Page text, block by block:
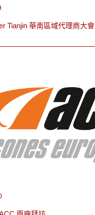
Tianjin 華南區域代理商大會